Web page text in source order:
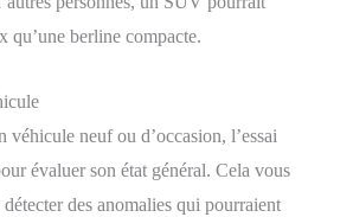
qu’une berline compacte.
véhicule neuf ou d’occasion, l’essai
évaluer son état général. Cela vous
des anomalies qui pourraient